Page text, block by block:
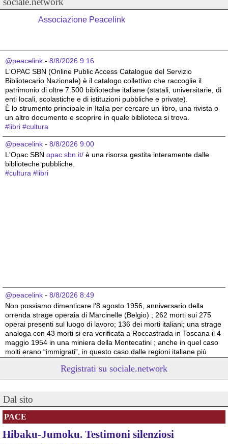
Associazione Peacelink
@peacelink - 8/8/2026 9:16
L'OPAC SBN (Online Public Access Catalogue del Servizio
Bibliotecario Nazionale) è il catalogo collettivo che raccoglie il
patrimonio di oltre 7.500 biblioteche italiane (statali, universitarie, di
enti locali, scolastiche e di istituzioni pubbliche e private).
È lo strumento principale in Italia per cercare un libro, una rivista o
un altro documento e scoprire in quale biblioteca si trova.
#libri #cultura
@peacelink - 8/8/2026 9:00
L'Opac SBN opac.sbn.it/ è una risorsa gestita interamente dalle
biblioteche pubbliche.
#cultura #libri
@peacelink - 8/8/2026 8:49
Non possiamo dimenticare l’8 agosto 1956, anniversario della
orrenda strage operaia di Marcinelle (Belgio) ; 262 morti sui 275
operai presenti sul luogo di lavoro; 136 dei morti italiani; una strage
analoga con 43 morti si era verificata a Roccastrada in Toscana il 4
maggio 1954 in una miniera della Montecatini ; anche in quel caso
molti erano “immigrati”, in questo caso dalle regioni italiane più
Vito Totire, portavoce RETE NAZIONALE LAVORO SICURO
#migranti #lavoratori #Marcinelle
Registrati su sociale.network
Dal sito
PACE
Hibaku-Jumoku. Testimoni silenziosi